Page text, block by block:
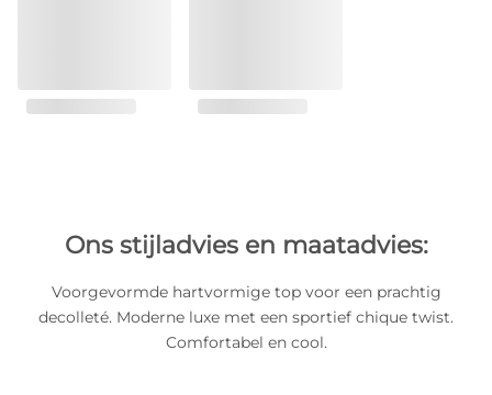
Ons stijladvies en maatadvies:
Voorgevormde hartvormige top voor een prachtig
decolleté. Moderne luxe met een sportief chique twist.
Comfortabel en cool.